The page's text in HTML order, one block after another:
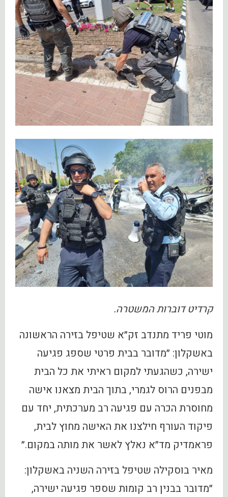
קרדיט דוברות המשטרה.
מוטי פריד מתנדב זק״א שטיפל בזירה הראשונה
באשקלון: ״מדובר בבית פרטי שספג פגיעה
ישירה, כשהגעתי למקום ראיתי את כל הבית
מבפנים הרוס לגמרי, בתוך הבית מצאנו אישה
מחוסרת הכרה עם פגיעה רב מערכתית, יחד עם
פיקוד העורף חילצנו את האישה מחוץ לבית,
פראמדיק מד״א נאלץ לאשר את מותה במקום.״
מאיר בוסקילה שטיפל בזירה השניה באשקלון:
״מדובר בבנין רב קומות שספר פגיעה ישירה,